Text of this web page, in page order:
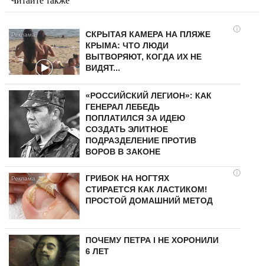
i
СКРЫТАЯ КАМЕРА НА ПЛЯЖЕ
КРЫМА: ЧТО ЛЮДИ
ВЫТВОРЯЮТ, КОГДА ИХ НЕ
ВИДЯТ...
«РОССИЙСКИЙ ЛЕГИОН»: КАК
ГЕНЕРАЛ ЛЕБЕДЬ
ПОПЛАТИЛСЯ ЗА ИДЕЮ
СОЗДАТЬ ЭЛИТНОЕ
ПОДРАЗДЕЛЕНИЕ ПРОТИВ
ВОРОВ В ЗАКОНЕ
i
ГРИБОК НА НОГТЯХ
СТИРАЕТСЯ КАК ЛАСТИКОМ!
ПРОСТОЙ ДОМАШНИЙ МЕТОД
ПОЧЕМУ ПЕТРА I НЕ ХОРОНИЛИ
6 ЛЕТ